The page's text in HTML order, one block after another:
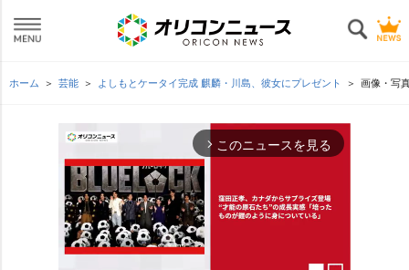
ホーム 芸能 よしもとケータイ完成 麒麟・川島、彼女にプレゼント 画像・写
arrow_forward_ios このニュースを見る